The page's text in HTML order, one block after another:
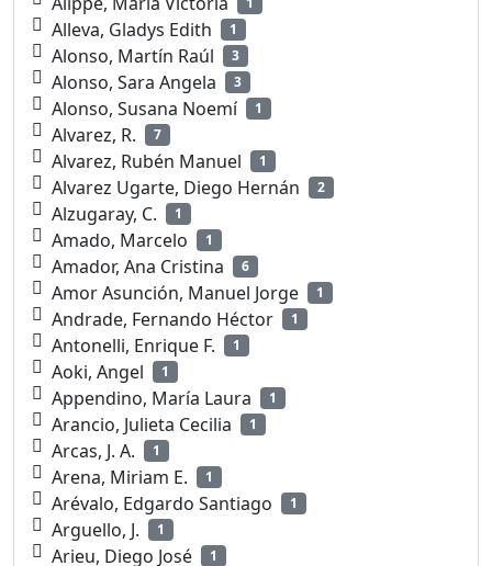
Alleva, Gladys Edith 1
Alonso, Martín Raúl 3
Alonso, Sara Angela 3
Alonso, Susana Noemí 1
Alvarez, R. 7
Alvarez, Rubén Manuel 1
Alvarez Ugarte, Diego Hernán 2
Alzugaray, C. 1
Amado, Marcelo 1
Amador, Ana Cristina 6
Amor Asunción, Manuel Jorge 1
Andrade, Fernando Héctor 1
Antonelli, Enrique F. 1
Aoki, Angel 1
Appendino, María Laura 1
Arancio, Julieta Cecilia 1
Arcas, J. A. 1
Arena, Miriam E. 1
Arévalo, Edgardo Santiago 1
Arguello, J. 1
Arieu, Diego José 1